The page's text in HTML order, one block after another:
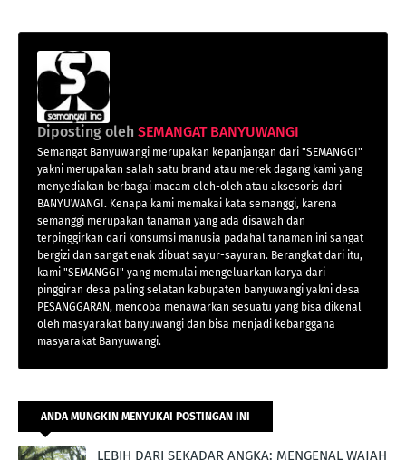
Diposting oleh SEMANGAT BANYUWANGI
Semangat Banyuwangi merupakan kepanjangan dari "SEMANGGI"
yakni merupakan salah satu brand atau merek dagang kami yang
menyediakan berbagai macam oleh-oleh atau aksesoris dari
BANYUWANGI. Kenapa kami memakai kata semanggi, karena
semanggi merupakan tanaman yang ada disawah dan
terpinggirkan dari konsumsi manusia padahal tanaman ini sangat
bergizi dan sangat enak dibuat sayur-sayuran. Berangkat dari itu,
kami "SEMANGGI" yang memulai mengeluarkan karya dari
pinggiran desa paling selatan kabupaten banyuwangi yakni desa
PESANGGARAN, mencoba menawarkan sesuatu yang bisa dikenal
oleh masyarakat banyuwangi dan bisa menjadi kebanggana
masyarakat Banyuwangi.
ANDA MUNGKIN MENYUKAI POSTINGAN INI
LEBIH DARI SEKADAR ANGKA: MENGENAL WAJAH